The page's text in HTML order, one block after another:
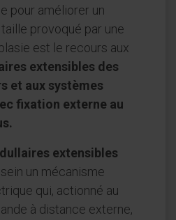
pour améliorer un
provoqué par une
est le recours aux
extensibles des
et aux systèmes
fixation externe au
extensibles
un mécanisme
qui, actionné au
à distance externe,